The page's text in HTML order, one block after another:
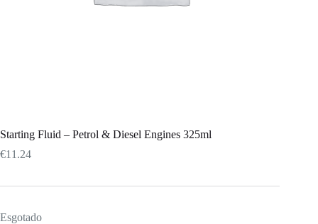
Starting Fluid – Petrol & Diesel Engines 325ml
€11.24
Esgotado